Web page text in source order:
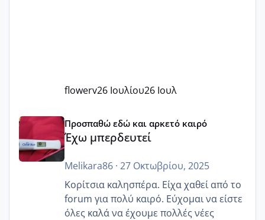
flowerv26 Ιουλίου26 Ιουλ
Έχω μπερδευτεί
Προσπαθώ εδώ και αρκετό καιρό
Έχω μπερδευτεί
Melikara86· 27 Οκτωβρίου, 2025
Κορίτσια καλησπέρα. Είχα χαθεί από το
forum για πολύ καιρό. Εύχομαι να είστε
όλες καλά να έχουμε πολλές νέες